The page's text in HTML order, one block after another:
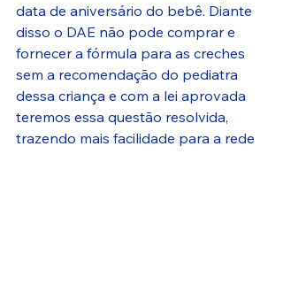
data de aniversário do bebê. Diante
disso o DAE não pode comprar e
fornecer a fórmula para as creches
sem a recomendação do pediatra
dessa criança e com a lei aprovada
teremos essa questão resolvida,
trazendo mais facilidade para a rede